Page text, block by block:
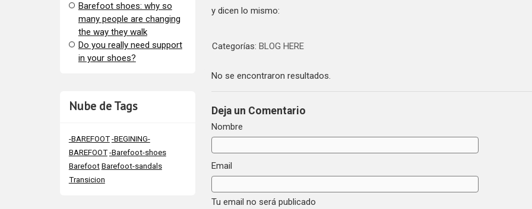
Barefoot shoes: why so
many people are changing
the way they walk
​Do you really need support
in your shoes?
Nube de Tags
-BAREFOOT -BEGINING-
BAREFOOT -Barefoot-shoes
Barefoot Barefoot-sandals
Transicion
y dicen lo mismo:
Categorías: BLOG HERE
No se encontraron resultados.
Deja un Comentario
Nombre
Email
Tu email no será publicado